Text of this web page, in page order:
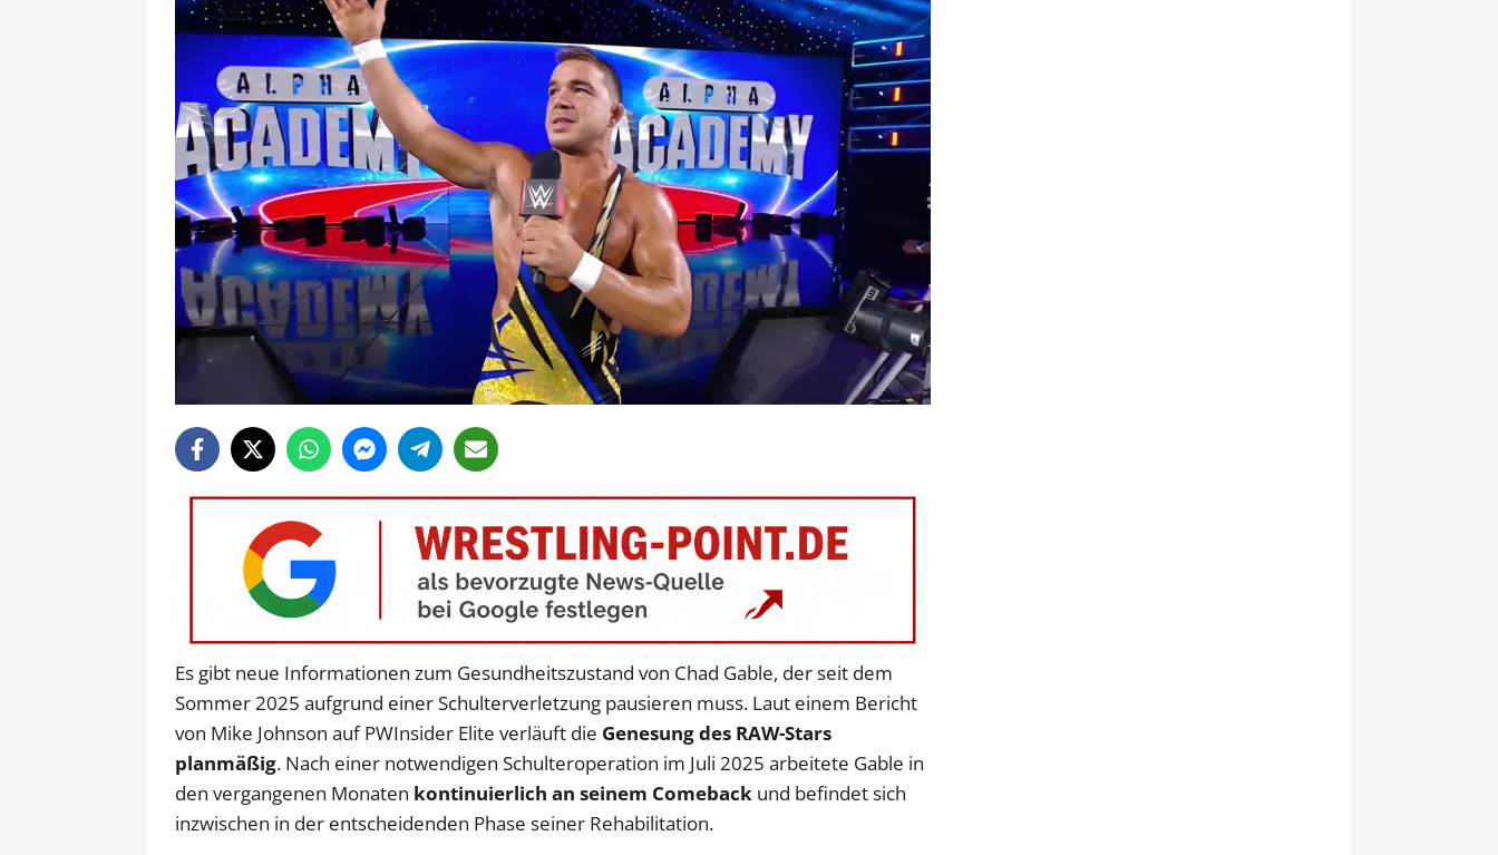
Es gibt neue Informationen zum Gesundheitszustand von Chad Gable, der seit dem
Sommer 2025 aufgrund einer Schulterverletzung pausieren muss. Laut einem Bericht
von Mike Johnson auf PWInsider Elite verläuft die Genesung des RAW-Stars
planmäßig. Nach einer notwendigen Schulteroperation im Juli 2025 arbeitete Gable in
den vergangenen Monaten kontinuierlich an seinem Comeback und befindet sich
inzwischen in der entscheidenden Phase seiner Rehabilitation.